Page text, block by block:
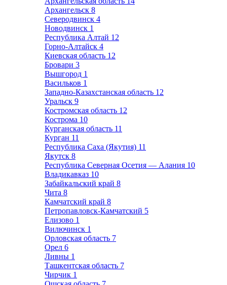
Архангельск 8
Северодвинск 4
Новодвинск 1
Республика Алтай 12
Горно-Алтайск 4
Киевская область 12
Бровари 3
Вышгород 1
Васильков 1
Западно-Казахстанская область 12
Уральск 9
Костромская область 12
Кострома 10
Курганская область 11
Курган 11
Республика Саха (Якутия) 11
Якутск 8
Республика Северная Осетия — Алания 10
Владикавказ 10
Забайкальский край 8
Чита 8
Камчатский край 8
Петропавловск-Камчатский 5
Елизово 1
Вилючинск 1
Орловская область 7
Орел 6
Ливны 1
Ташкентская область 7
Чирчик 1